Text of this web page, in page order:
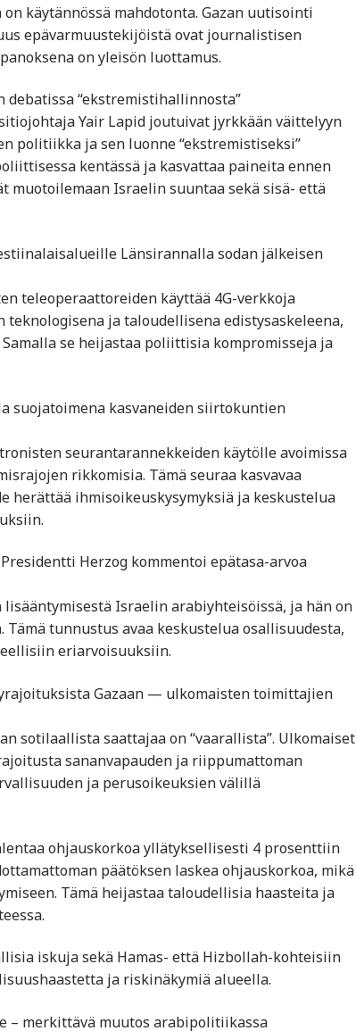
käytännössä mahdotonta. Gazan uutisointi
epävarmuustekijöistä ovat journalistisen
on yleisön luottamus.
“ekstremistihallinnosta”
Yair Lapid joutuivat jyrkkään väittelyyn
politiikka ja sen luonne “ekstremistiseksi”
kentässä ja kasvattaa paineita ennen
Israelin suuntaa sekä sisä- että
Länsirannalla sodan jälkeisen
teleoperaattoreiden käyttää 4G-verkkoja
ja taloudellisena edistysaskeleena,
se heijastaa poliittisia kompromisseja ja
suojatoimena kasvaneiden siirtokuntien
seurantarannekkeiden käytölle avoimissa
rikkomisia. Tämä seuraa kasvavaa
herättää ihmisoikeuskysymyksiä ja keskustelua
Herzog kommentoi epätasa-arvoa
Israelin arabiyhteisöissä, ja hän on
tunnustus avaa keskustelua osallisuudesta,
eriarvoisuuksiin.
Gazaan — ulkomaisten toimittajien
sotilaallista saattajaa on “vaarallista”. Ulkomaiset
sananvapauden ja riippumattoman
ja perusoikeuksien välillä
ohjauskorkoa yllätyksellisesti 4 prosenttiin
päätöksen laskea ohjauskorkoa, mikä
Tämä heijastaa taloudellisia haasteita ja
iskuja sekä Hamas- että Hizbollah-kohteisiin
ja riskinäkymiä alueella.
– merkittävä muutos arabipolitiikassa